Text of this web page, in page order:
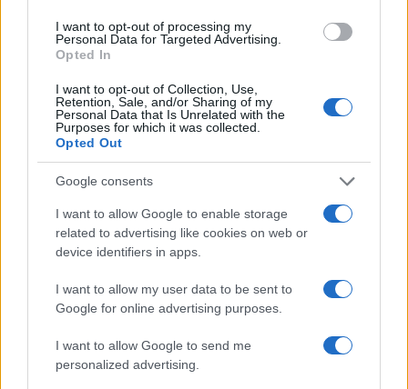
I want to opt-out of processing my
Personal Data for Targeted Advertising.
Opted In
I want to opt-out of Collection, Use,
Retention, Sale, and/or Sharing of my
Personal Data that Is Unrelated with the
Purposes for which it was collected.
Opted Out
Google consents
I want to allow Google to enable storage
related to advertising like cookies on web or
device identifiers in apps.
I want to allow my user data to be sent to
Google for online advertising purposes.
I want to allow Google to send me
personalized advertising.
09:23 27.11.23
Ελεύθερο το δεξαμενόπλοιο που
καταλήφθηκε από ενόπλους στην Υεμένη -